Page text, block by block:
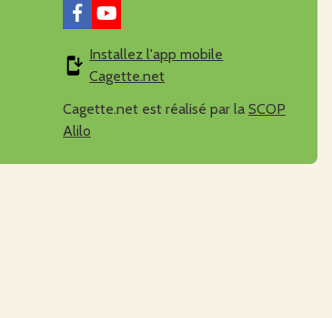
Installez l'app mobile
Cagette.net
Cagette.net est réalisé par la SCOP
Alilo